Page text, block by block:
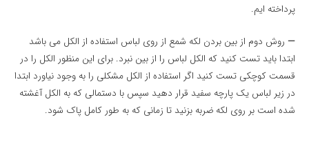
پرداخته ایم.
— روش دوم از بین بردن لکه شمع از روی لباس استفاده از الکل می باشد
ابتدا باید تست کنید که الکل لباس را از بین نبرد. برای این منظور الکل را در
قسمت کوچکی تست کنید اگر استفاده از الکل مشکلی را به وجود نیاورد ابتدا
در زیر لباس یک پارچه سفید قرار دهید سپس با دستمالی که به الکل آغشته
شده است بر روی لکه ضربه بزنید تا زمانی که به طور کامل پاک شود.